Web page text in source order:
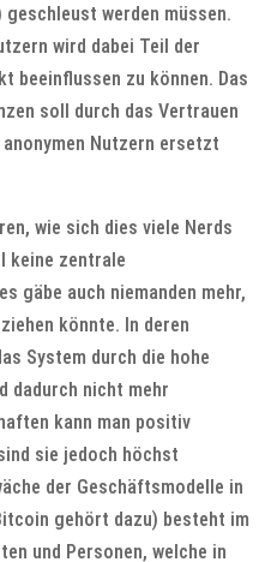
werden müssen.
wird dabei Teil der
beeinflussen zu können. Das
soll durch das Vertrauen
Nutzern ersetzt
wie sich dies viele Nerds
keine zentrale
gäbe auch niemanden mehr,
könnte. In deren
System durch die hohe
dadurch nicht mehr
kann man positiv
sie jedoch höchst
der Geschäftsmodelle in
gehört dazu) besteht im
und Personen, welche in